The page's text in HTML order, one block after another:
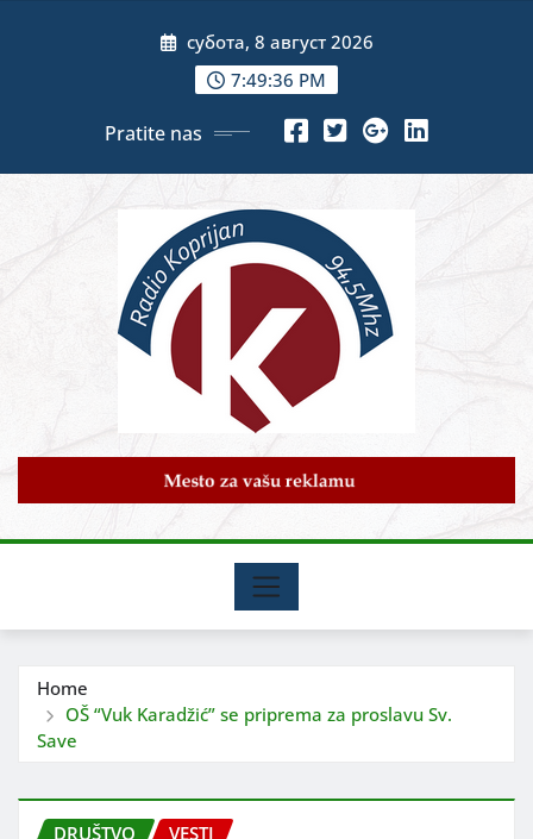
субота, 8 август 2026
7:49:38 PM
Pratite nas
Home
OŠ “Vuk Karadžić” se priprema za proslavu Sv.
Save
DRUŠTVO VESTI